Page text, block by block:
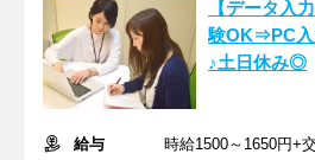
【データ入
験OK⇒PC
♪土日休み◎
給与
時給1500～1650円+